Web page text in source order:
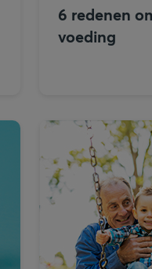
6 redenen
voeding